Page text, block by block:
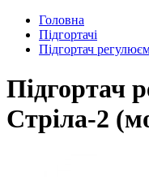
Головна
Підгортачі
Підгортач
Підгортач
Стріла-2